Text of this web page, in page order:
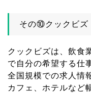
その⑩クックビズ
クックビズは、飲食
で自分の希望する仕
全国規模での求人情
カフェ、ホテルなど